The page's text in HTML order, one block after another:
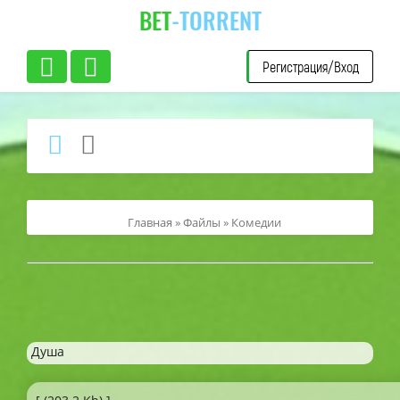
BET-TORRENT
Регистрация/Вход
Главная »Файлы » Комедии
Душа